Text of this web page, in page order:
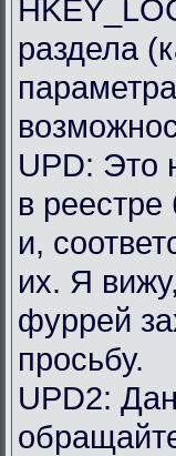
раздела
UPD: Это
в реестре
и,
их. Я
фуррей
просьбу.
UPD2: